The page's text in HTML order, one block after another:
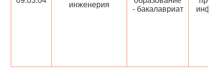
инженерия
- бакалавриат